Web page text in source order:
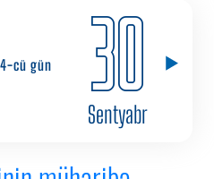
4-cü gün 30
Sentyabr